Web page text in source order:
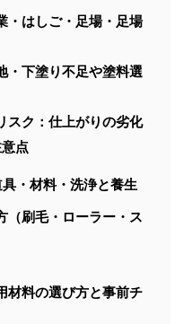
・はしご・足場・足場
・下塗り不足や塗料選
スク：仕上がりの劣化
点
・材料・洗浄と養生
（刷毛・ローラー・ス
材料の選び方と事前チ